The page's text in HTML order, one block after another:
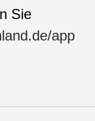
Sie
app